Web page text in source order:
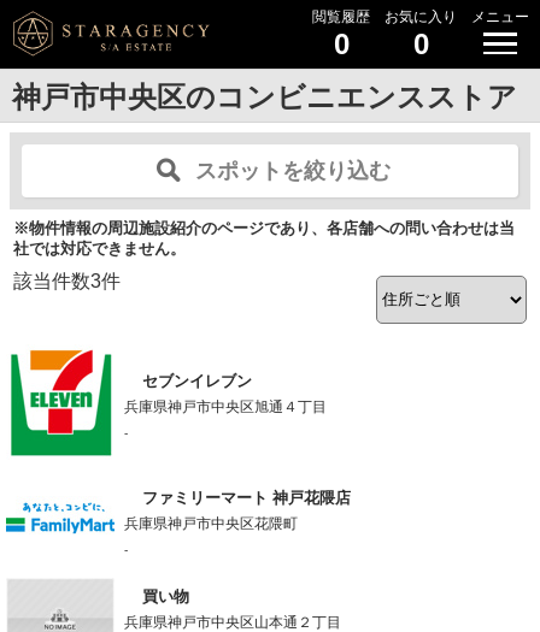
閲覧履歴
0
お気に入り
0
メニュー
神戸市中央区のコンビニエンスストア
スポットを絞り込む
※物件情報の周辺施設紹介のページであり、各店舗への問い合わせは当
社では対応できません。
該当件数3件
セブンイレブン
兵庫県神戸市中央区旭通４丁目
-
ファミリーマート 神戸花隈店
兵庫県神戸市中央区花隈町
-
買い物
兵庫県神戸市中央区山本通２丁目